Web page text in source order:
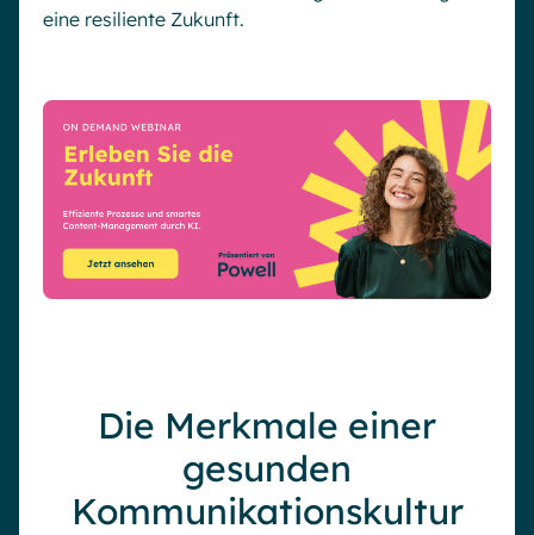
eine resiliente Zukunft.
Die Merkmale einer
gesunden
Kommunikationskultur